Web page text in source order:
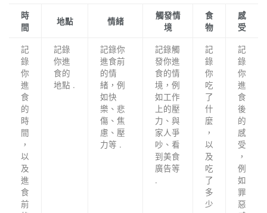
時
間
地點 情緒
觸發情
境
食
物
感
受
記
錄
你
進
食
的
時
間
，
以
及
進
食
前
記錄
你進
食的
地點 .
記錄你
進食前
的情
緒，例
如快
樂、悲
傷、焦
慮、壓
力等 .
記錄觸
發你進
食的情
境，例
如工作
上的壓
力、與
家人爭
吵、看
到美食
廣告等
.
記
錄
你
吃
了
什
麼
，
以
及
吃
了
多
少
記
錄
你
進
食
後
的
感
受
，
例
如
罪
惡